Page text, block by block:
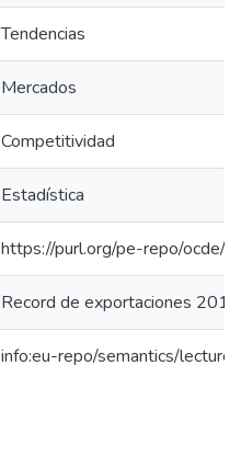
Tendencias
Mercados
Competitividad
Estadística
https://purl.org/pe-repo/ocde/
Record de exportaciones 2010
info:eu-repo/semantics/lecture